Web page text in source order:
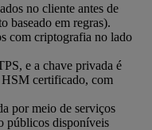
no cliente antes de
baseado em regras).
com criptografia no lado
e a chave privada é
HSM certificado, com
por meio de serviços
públicos disponíveis